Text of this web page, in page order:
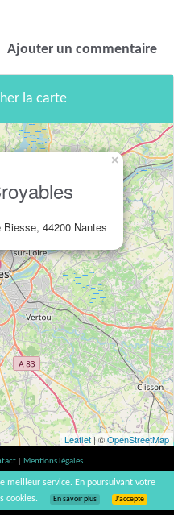
Ajouter un commentaire
la carte
44200 Nantes
×
Leaflet | ©OpenStreetMap
Mentions légales
à consommer avec modération. |
| v3.12
meilleur service. En poursuivant votre
cookies.
En savoir plus J’accepte